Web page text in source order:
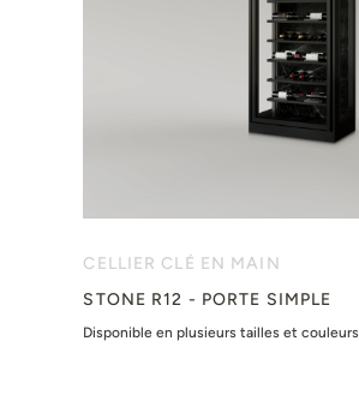
CELLIER CLÉ EN MAIN
STONE R12 - PORTE SIMPLE
Disponible en plusieurs tailles et couleurs